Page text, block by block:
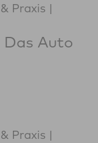
Praxis
Auto
Praxis